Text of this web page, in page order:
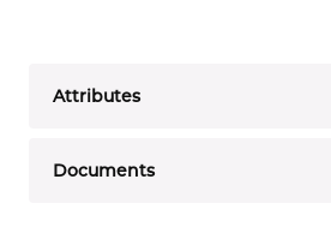
Attributes
Documents